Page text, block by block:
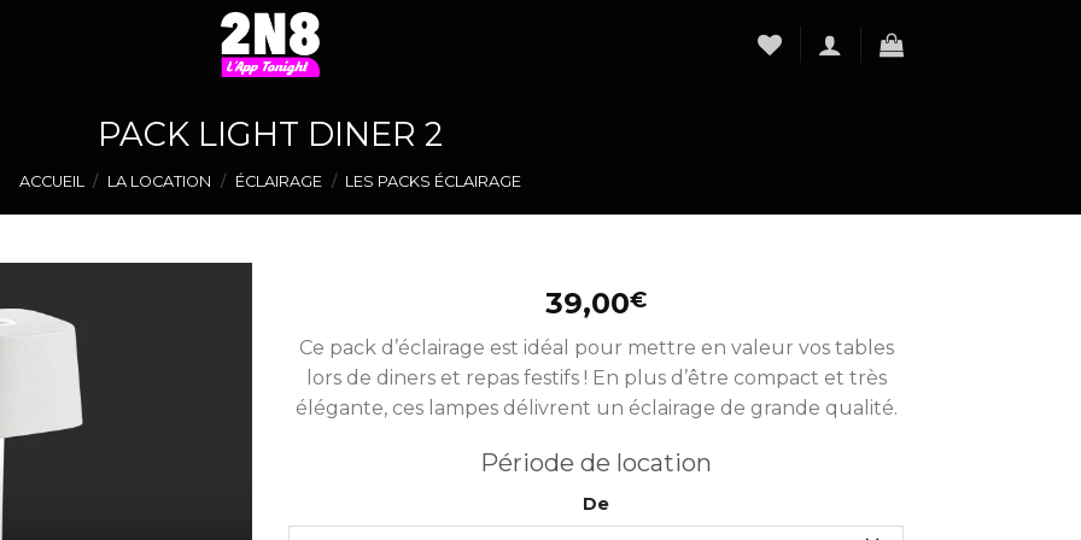
PACK LIGHT DINER 2
ACCUEIL / LA LOCATION / ÉCLAIRAGE / LES PACKS ÉCLAIRAGE
39,00€
Ce pack d’éclairage est idéal pour mettre en valeur vos tables
lors de diners et repas festifs ! En plus d’être compact et très
élégante, ces lampes délivrent un éclairage de grande qualité.
Période de location
De